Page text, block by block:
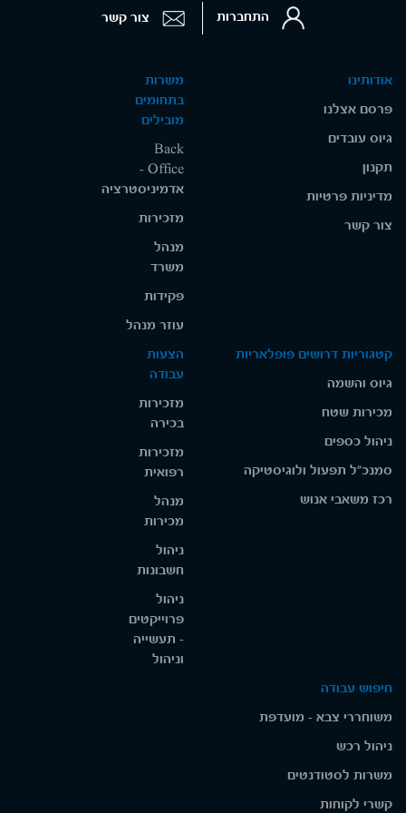
אודותינו
פרסם אצלנו
גיוס עובדים
תקנון
מדיניות פרטיות
צור קשר
משרות
בתחומים
מובילים
Back
Office -
אדמיניסטרציה
מזכירות
מנהל
משרד
פקידות
עוזר מנהל
קטגוריות דרושים פופלאריות
גיוס והשמה
מכירות שטח
ניהול כספים
סמנכ"ל תפעול ולוגיסטיקה
רכז משאבי אנוש
הצעות
עבודה
מזכירות
בכירה
מזכירות
רפואית
מנהל
מכירות
ניהול
חשבונות
ניהול
פרוייקטים
- תעשייה
וניהול
חיפוש עבודה
משוחררי צבא - מועדפת
ניהול רכש
משרות לסטודנטים
קשרי לקוחות